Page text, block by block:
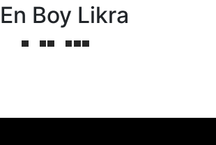
En Boy Likra